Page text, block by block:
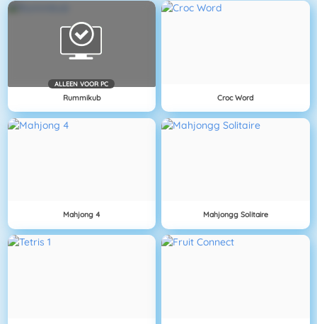
ALLEEN VOOR PC
Rummikub Croc Word
Mahjong 4 Mahjongg Solitaire